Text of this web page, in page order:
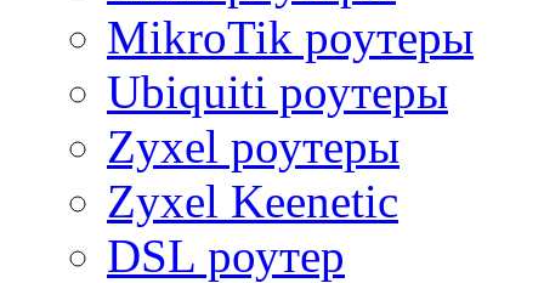
MikroTik роутеры
Ubiquiti роутеры
Zyxel роутеры
Zyxel Keenetic
DSL роутер